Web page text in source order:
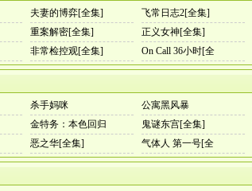
夫妻的博弈[全集] 飞常日志2[全集]
重案解密[全集] 正义女神[全集]
非常检控观[全集] On Call 36小时[全
杀手妈咪 公寓黑风暴
金特务：本色回归 鬼谜东宫[全集]
恶之华[全集] 气体人 第一号[全